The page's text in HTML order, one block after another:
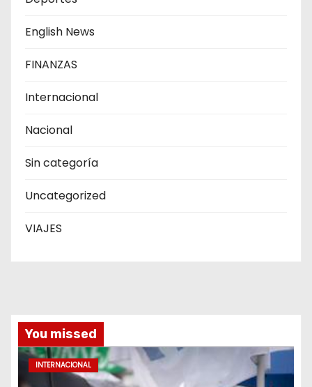
English News
FINANZAS
Internacional
Nacional
Sin categoría
Uncategorized
VIAJES
You missed
INTERNACIONAL